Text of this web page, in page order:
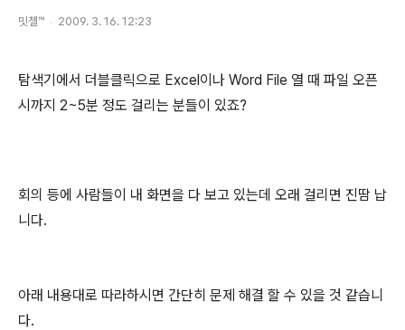
밋첼™ 2009. 3. 16. 12:23
탐색기에서 더블클릭으로 Excel이나 Word File 열 때 파일 오픈
시까지 2~5분 정도 걸리는 분들이 있죠?
회의 등에 사람들이 내 화면을 다 보고 있는데 오래 걸리면 진땀 납
니다.
아래 내용대로 따라하시면 간단히 문제 해결 할 수 있을 것 같습니
다.